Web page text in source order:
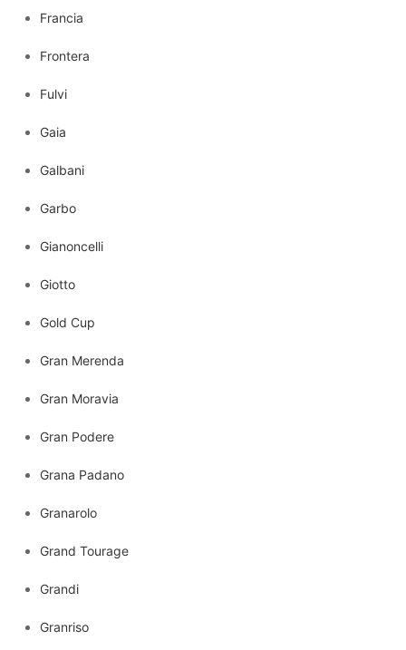
Francia
Frontera
Fulvi
Gaia
Galbani
Garbo
Gianoncelli
Giotto
Gold Cup
Gran Merenda
Gran Moravia
Gran Podere
Grana Padano
Granarolo
Grand Tourage
Grandi
Granriso